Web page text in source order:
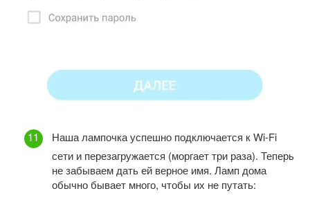
Наша лампочка успешно подключается к Wi-Fi
сети и перезагружается (моргает три раза). Теперь
не забываем дать ей верное имя. Ламп дома
обычно бывает много, чтобы их не путать: